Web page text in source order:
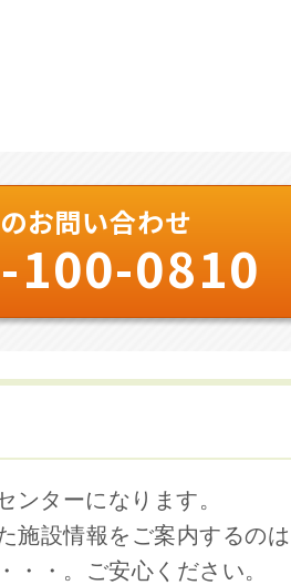
お問い合わせ
100-0810
ンターになります。
施設情報をご案内するのは
・・。ご安心ください。